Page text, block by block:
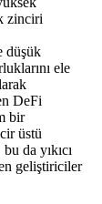
zinciri
düşük
ele
DeFi
bir
üstü
da yıkıcı
geliştiriciler